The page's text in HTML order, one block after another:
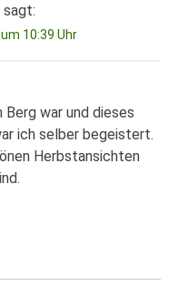
sagt:
10:39 Uhr
Berg war und dieses
ich selber begeistert.
Herbstansichten